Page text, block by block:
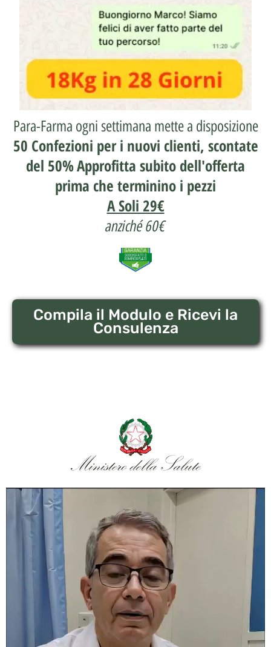
Para-Farma ogni settimana mette a disposizione
50 Confezioni per i nuovi clienti, scontate
del 50%Approfitta subito dell'offerta
prima che terminino i pezzi
A Soli 29€
anziché 60€
Compila il Modulo e Ricevi la
Consulenza